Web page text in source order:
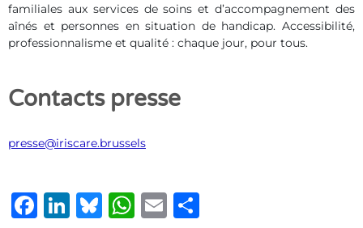
familiales aux services de soins et d’accompagnement des
aînés et personnes en situation de handicap. Accessibilité,
professionnalisme et qualité : chaque jour, pour tous.
Contacts presse
presse@iriscare.brussels
Facebook
LinkedIn
Bluesky
WhatsApp
Email